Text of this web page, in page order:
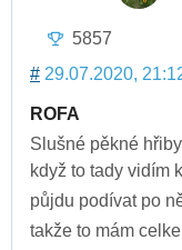
5857
# 29.07.2020,
ROFA
Slušné pěkné
když to tady vidím
půjdu podívat po
takže to mám